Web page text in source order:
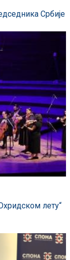
Србије
лету“